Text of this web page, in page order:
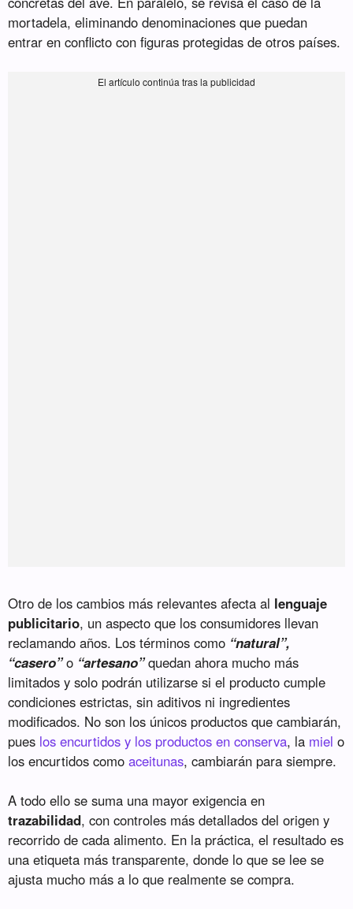
mortadela, eliminando denominaciones que puedan
entrar en conflicto con figuras protegidas de otros países.
Otro de los cambios más relevantes afecta al lenguaje
publicitario, un aspecto que los consumidores llevan
reclamando años. Los términos como “natural”,
“casero”o “artesano”quedan ahora mucho más
limitados y solo podrán utilizarse si el producto cumple
condiciones estrictas, sin aditivos ni ingredientes
modificados. No son los únicos productos que cambiarán,
pues los encurtidos y los productos en conserva, la miel o
los encurtidos comoaceitunas, cambiarán para siempre.
A todo ello se suma una mayor exigencia en
trazabilidad, con controles más detallados del origen y
recorrido de cada alimento. En la práctica, el resultado es
una etiqueta más transparente, donde lo que se lee se
ajusta mucho más a lo que realmente se compra.